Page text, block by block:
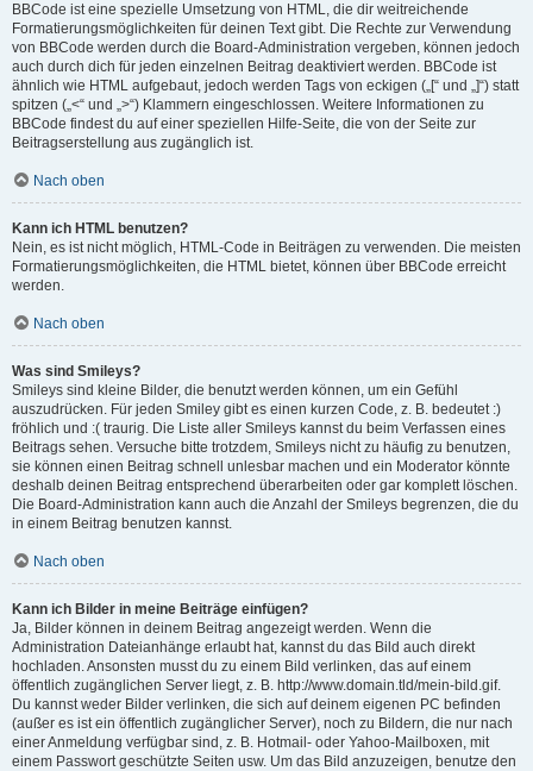
BBCode ist eine spezielle Umsetzung von HTML, die dir weitreichende
Formatierungsmöglichkeiten für deinen Text gibt. Die Rechte zur Verwendung
von BBCode werden durch die Board-Administration vergeben, können jedoch
auch durch dich für jeden einzelnen Beitrag deaktiviert werden. BBCode ist
ähnlich wie HTML aufgebaut, jedoch werden Tags von eckigen („[“ und „]“) statt
spitzen („<“ und „>“) Klammern eingeschlossen. Weitere Informationen zu
BBCode findest du auf einer speziellen Hilfe-Seite, die von der Seite zur
Beitragserstellung aus zugänglich ist.
Nach oben
Kann ich HTML benutzen?
Nein, es ist nicht möglich, HTML-Code in Beiträgen zu verwenden. Die meisten
Formatierungsmöglichkeiten, die HTML bietet, können über BBCode erreicht
werden.
Nach oben
Was sind Smileys?
Smileys sind kleine Bilder, die benutzt werden können, um ein Gefühl
auszudrücken. Für jeden Smiley gibt es einen kurzen Code, z. B. bedeutet :)
fröhlich und :( traurig. Die Liste aller Smileys kannst du beim Verfassen eines
Beitrags sehen. Versuche bitte trotzdem, Smileys nicht zu häufig zu benutzen,
sie können einen Beitrag schnell unlesbar machen und ein Moderator könnte
deshalb deinen Beitrag entsprechend überarbeiten oder gar komplett löschen.
Die Board-Administration kann auch die Anzahl der Smileys begrenzen, die du
in einem Beitrag benutzen kannst.
Nach oben
Kann ich Bilder in meine Beiträge einfügen?
Ja, Bilder können in deinem Beitrag angezeigt werden. Wenn die
Administration Dateianhänge erlaubt hat, kannst du das Bild auch direkt
hochladen. Ansonsten musst du zu einem Bild verlinken, das auf einem
öffentlich zugänglichen Server liegt, z. B. http://www.domain.tld/mein-bild.gif.
Du kannst weder Bilder verlinken, die sich auf deinem eigenen PC befinden
(außer es ist ein öffentlich zugänglicher Server), noch zu Bildern, die nur nach
einer Anmeldung verfügbar sind, z. B. Hotmail- oder Yahoo-Mailboxen, mit
einem Passwort geschützte Seiten usw. Um das Bild anzuzeigen, benutze den